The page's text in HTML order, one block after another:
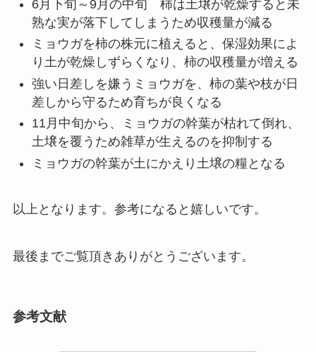
6月下旬～9月の中旬 柿は土壌が乾燥すると未
熟な実が落下してしまうため収穫量が減る
ミョウガを柿の株元に植えると、保湿効果によ
り土が乾燥しずらくなり、柿の収穫量が増える
強い日差しを嫌うミョウガを、柿の葉や枝が日
差しから守るため育ちが良くなる
11月中旬から、ミョウガの幹葉が枯れて倒れ、
土壌を覆うため雑草が生えるのを抑制する
ミョウガの幹葉が土にかえり土壌の糧となる
以上となります。参考になると嬉しいです。
最後までご覧頂きありがとうございます。
参考文献